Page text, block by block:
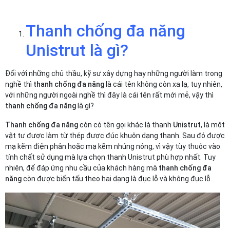
Thanh chống đa năng
Unistrut là gì?
Đối với những chủ thầu, kỹ sư xây dựng hay những người làm trong
nghề thì thanh chống đa năng là cái tên không còn xa lạ, tuy nhiên,
với những người ngoài nghề thì đây là cái tên rất mới mẻ, vậy thì
thanh chống đa năng là gì?
Thanh chống đa năngcòn có tên gọi khác là thanh Unistrut, là một
vật tư được làm từ thép được đúc khuôn dạng thanh. Sau đó được
mạ kẽm điện phân hoặc mạ kẽm nhúng nóng, vì vậy tùy thuộc vào
tính chất sử dụng mà lựa chọn thanh Unistrut phù hợp nhất. Tuy
nhiên, để đáp ứng nhu cầu của khách hàng mà thanh chống đa
năngcòn được biến tấu theo hai dạng là đục lỗ và không đục lỗ.